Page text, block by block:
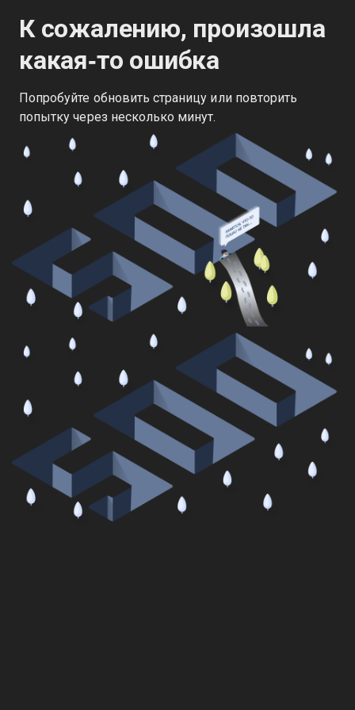
К сожалению, произошла
какая‑то ошибка
Попробуйте обновить страницу или повторить
попытку через несколько минут.